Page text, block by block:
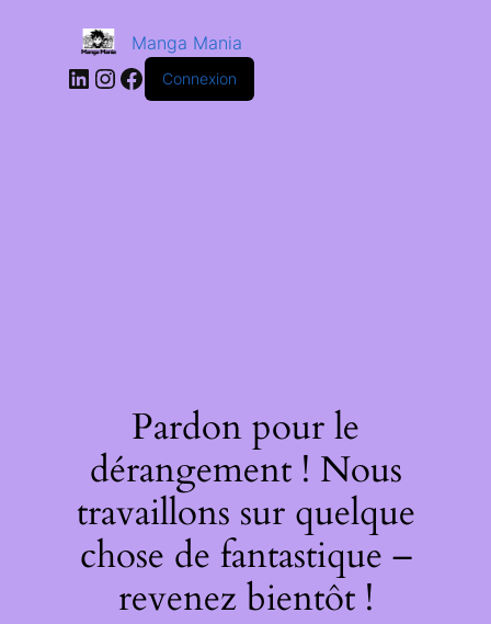
Manga Mania
Connexion
Pardon pour le
dérangement ! Nous
travaillons sur quelque
chose de fantastique –
revenez bientôt !